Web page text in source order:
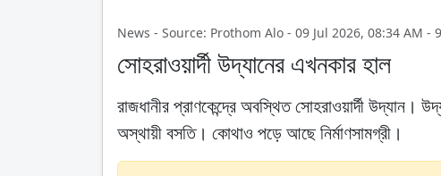
News - Source: Prothom Alo - 09 Jul 2026, 08:34 AM -
সোহরাওয়ার্দী উদ্যানের এখনকার হাল
রাজধানীর প্রাণকেন্দ্রে অবস্থিত সোহরাওয়ার্দী উদ্যান।
অস্থায়ী বসতি। কোথাও পড়ে আছে নির্মাণসামগ্রী।